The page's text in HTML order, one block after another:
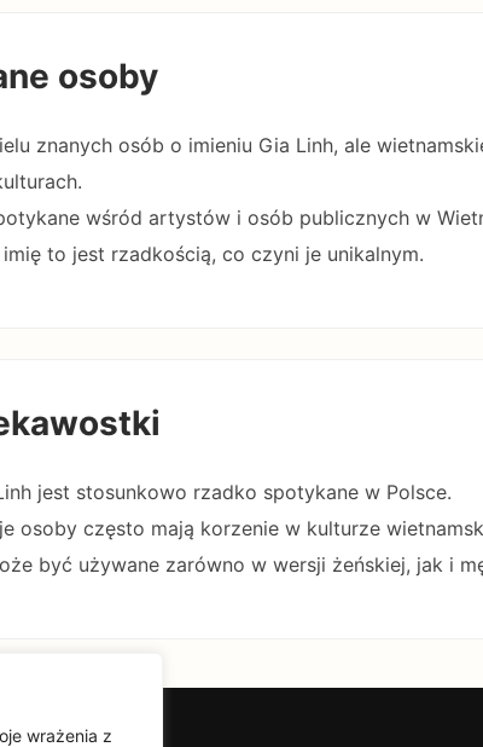
wrażenia z
osoby
znanych osób o imieniu Gia Linh, ale
wśród artystów i osób publicznych w
imię to jest rzadkością, co czyni je unikalnym.
jest stosunkowo rzadko spotykane w Polsce.
osoby często mają korzenie w kulturze
być używane zarówno w wersji żeńskiej, jak i